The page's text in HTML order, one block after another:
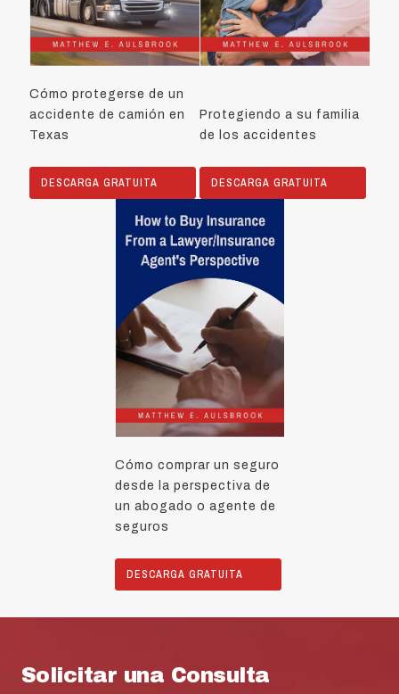
Cómo protegerse de un
accidente de camión en
Texas
DESCARGA GRATUITA
Protegiendo a su familia
de los accidentes
DESCARGA GRATUITA
Cómo comprar un seguro
desde la perspectiva de
un abogado o agente de
seguros
DESCARGA GRATUITA
Solicitar una Consulta